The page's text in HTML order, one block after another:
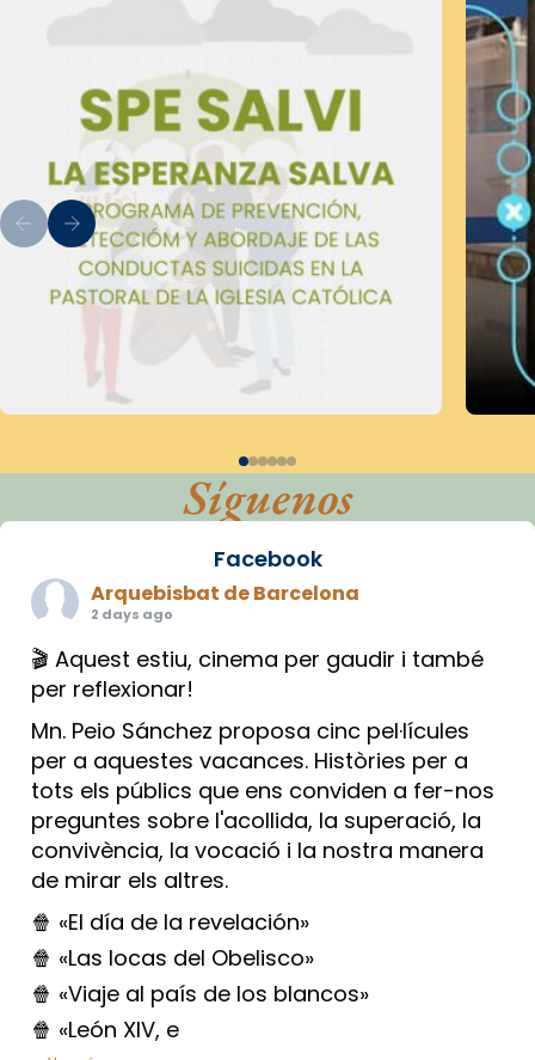
Síguenos
Facebook
Arquebisbat de Barcelona
2 days ago
🎬 Aquest estiu, cinema per gaudir i també
per reflexionar!
Mn. Peio Sánchez proposa cinc pel·lícules
per a aquestes vacances. Històries per a
tots els públics que ens conviden a fer-nos
preguntes sobre l'acollida, la superació, la
convivència, la vocació i la nostra manera
de mirar els altres.
🍿 «El día de la revelación»
🍿 «Las locas del Obelisco»
🍿 «Viaje al país de los blancos»
🍿 «León XIV, e